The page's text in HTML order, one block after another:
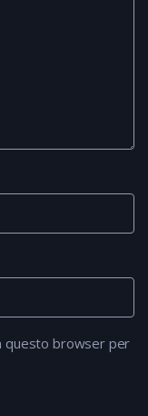
questo browser per